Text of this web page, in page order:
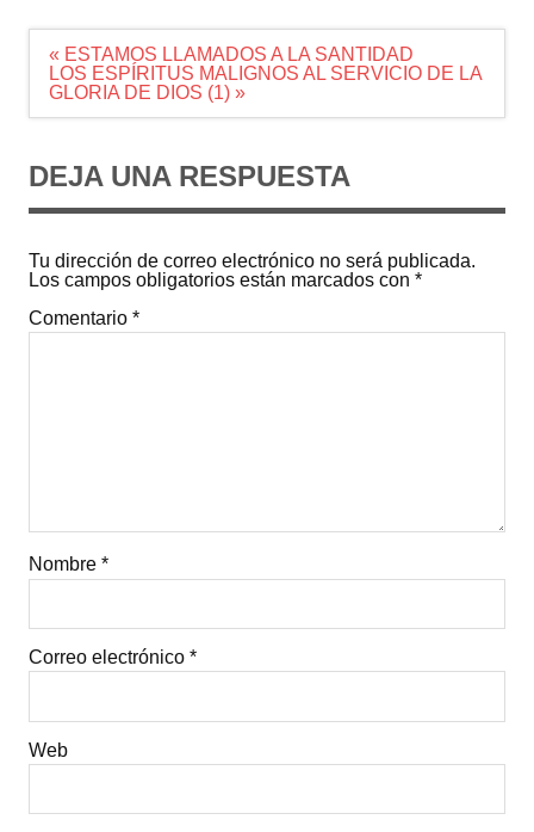
Navegación
de
entradas
« ESTAMOS LLAMADOS A LA SANTIDAD
LOS ESPÍRITUS MALIGNOS AL SERVICIO DE LA
GLORIA DE DIOS (1) »
DEJA UNA RESPUESTA
Tu dirección de correo electrónico no será publicada.
Los campos obligatorios están marcados con *
Comentario *
Nombre *
Correo electrónico *
Web